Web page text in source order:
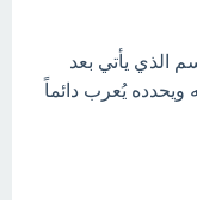
الذي يأتي بعد
يُعرب دائماً